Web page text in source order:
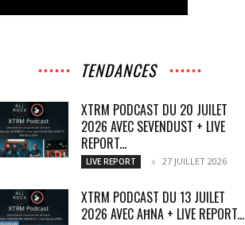
TENDANCES
XTRM PODCAST DU 20 JUILET
2026 AVEC SEVENDUST + LIVE
REPORT...
LIVE REPORT 27 JUILLET 2026
XTRM PODCAST DU 13 JUILET
2026 AVEC AĦNA + LIVE REPORT...